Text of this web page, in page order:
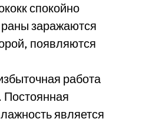
спокойно
заражаются
появляются
работа
Постоянная
является